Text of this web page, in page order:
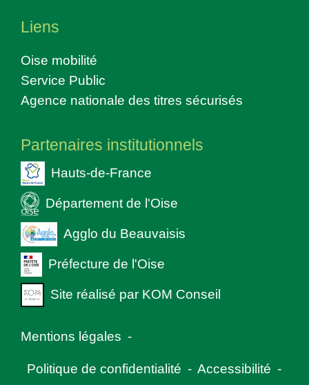
Liens
Oise mobilité
Service Public
Agence nationale des titres sécurisés
Partenaires institutionnels
Hauts-de-France
Département de l'Oise
Agglo du Beauvaisis
Préfecture de l'Oise
Site réalisé par KOM Conseil
Mentions légales -
Politique de confidentialité - Accessibilité -